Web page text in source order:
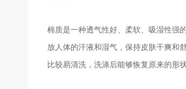
棉质是一种透气性好、柔软、吸湿性强
放人体的汗液和湿气，保持皮肤干爽和
比较易清洗，洗涤后能够恢复原来的形